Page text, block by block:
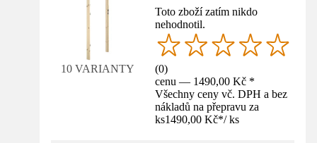
10 VARIANTY
Toto zboží zatím nikdo
nehodnotil.
(0)
cenu — 1490,00 Kč *
Všechny ceny vč. DPH a bez
nákladů na přepravu za
ks1490,00 Kč*/ ks